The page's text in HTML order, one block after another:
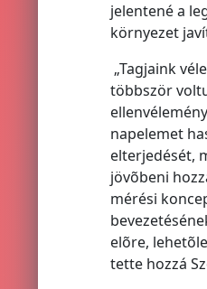
jelentené a
környezet
„Tagjaink
többször
napelemet
elterjedését,
jövõbeni
mérési
elõre,
tette hozzá